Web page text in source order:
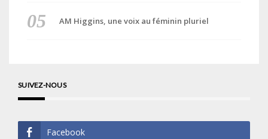
AM Higgins, une voix au féminin pluriel
SUIVEZ-NOUS
Facebook